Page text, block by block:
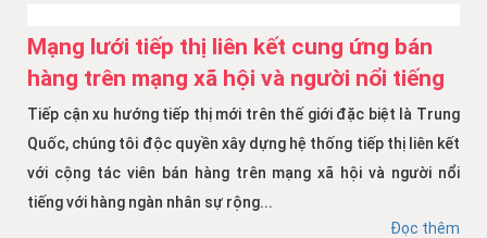
Mạng lưới tiếp thị liên kết cung ứng bán
hàng trên mạng xã hội và người nổi tiếng
Tiếp cận xu hướng tiếp thị mới trên thế giới đặc biệt là Trung
Quốc, chúng tôi độc quyền xây dựng hệ thống tiếp thị liên kết
với cộng tác viên bán hàng trên mạng xã hội và người nổi
tiếng với hàng ngàn nhân sự rộng...
Đọc thêm